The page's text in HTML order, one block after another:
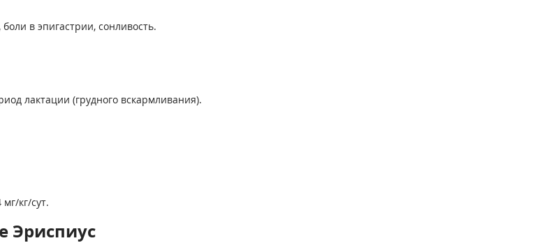
в эпигастрии, сонливость.
лактации (грудного вскармливания).
кг/сут.
Эриспиус